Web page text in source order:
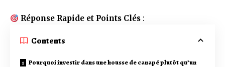
Réponse Rapide et Points Clés :
Contents
Pourquoi investir dans une housse de canapé plutôt qu’un